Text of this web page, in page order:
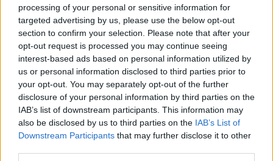
processing of your personal or sensitive information for
targeted advertising by us, please use the below opt-out
section to confirm your selection. Please note that after your
opt-out request is processed you may continue seeing
interest-based ads based on personal information utilized by
us or personal information disclosed to third parties prior to
your opt-out. You may separately opt-out of the further
disclosure of your personal information by third parties on the
IAB’s list of downstream participants. This information may
also be disclosed by us to third parties on the IAB’s List of
Downstream Participants that may further disclose it to other
energiabox•2014. február 19.
Szerző: Perger AndrásKét hete a parlament elfogadta
az új paksi blokkokról szóló orosz-magyar
nemzetközi megállapodást, mitől lesz akkor különös
a kormány által valószínűleg ma tárgyalni tervezett,
a blokkok finanszírozásáról szóló szerződés? Hát
attól, hogy abban van a lényeg: a
keretmegállapodás a…
Aláírták a finanszírozási szerződést?